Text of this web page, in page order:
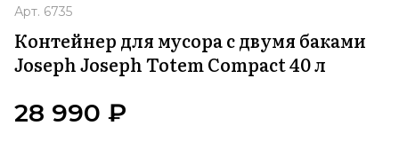
Арт. 6735
Контейнер для мусора с двумя баками
Joseph Joseph Totem Compact 40 л
28 990 ₽